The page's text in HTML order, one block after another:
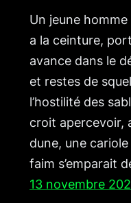
Un jeune
a la ceinture,
avance dans le
et restes de
l’hostilité des
croit apercevoir,
dune, une
faim s’emparait
13 novembre